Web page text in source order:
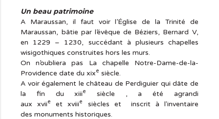
Un beau patrimoine
A Maraussan, il faut voir l’Église de la Trinité de
Maraussan, bâtie par l’évêque de Béziers, Bernard V,
en 1229 – 1230, succédant à plusieurs chapelles
wisigothiques construites hors les murs.
On n’oubliera pas La chapelle Notre-Dame-de-la-
Providence date du xixe siècle.
A voir également le château de Perdiguier qui dâte de
la fin du xiiie
siècle , a été agrandi
aux xviie et xviiie
siècles et inscrit à l'inventaire
des monuments historiques.